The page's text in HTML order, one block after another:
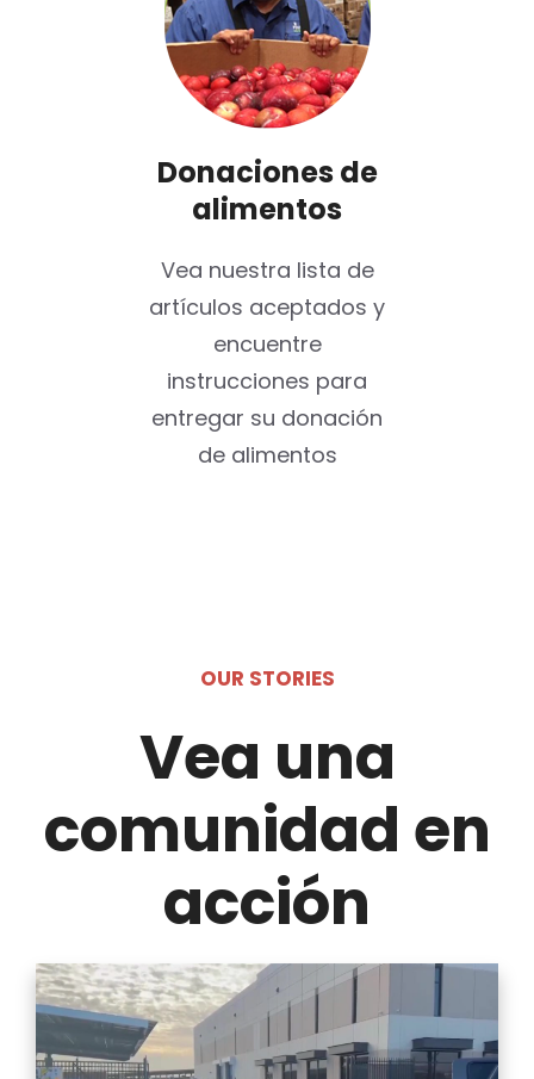
Donaciones de
alimentos
Vea nuestra lista de
artículos aceptados y
encuentre
instrucciones para
entregar su donación
de alimentos
OUR STORIES
Vea una
comunidad en
acción